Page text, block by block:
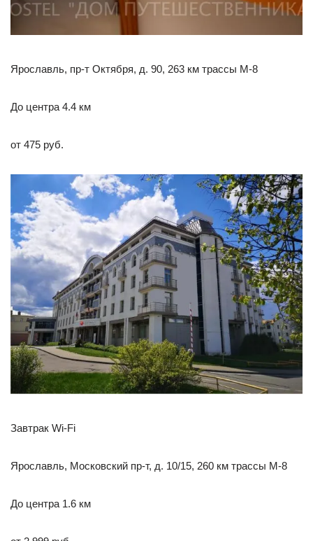
Ярославль, пр-т Октября, д. 90, 263 км трассы М-8
До центра 4.4 км
от 475 руб.
Завтрак Wi-Fi
Ярославль, Московский пр-т, д. 10/15, 260 км трассы М-8
До центра 1.6 км